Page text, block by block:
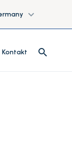
expand_more
Kontakt search
search